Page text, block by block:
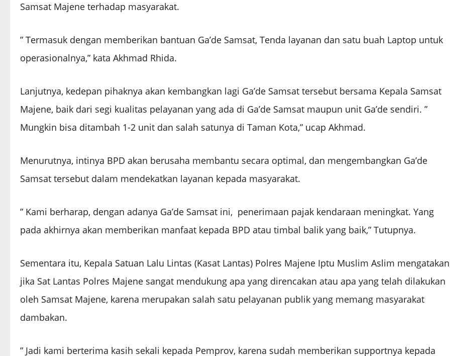
Samsat Majene terhadap masyarakat.
” Termasuk dengan memberikan bantuan Ga’de Samsat, Tenda layanan dan satu buah Laptop untuk
operasionalnya,” kata Akhmad Rhida.
Lanjutnya, kedepan pihaknya akan kembangkan lagi Ga’de Samsat tersebut bersama Kepala Samsat
Majene, baik dari segi kualitas pelayanan yang ada di Ga’de Samsat maupun unit Ga’de sendiri. ”
Mungkin bisa ditambah 1-2 unit dan salah satunya di Taman Kota,” ucap Akhmad.
Menurutnya, intinya BPD akan berusaha membantu secara optimal, dan mengembangkan Ga’de
Samsat tersebut dalam mendekatkan layanan kepada masyarakat.
” Kami berharap, dengan adanya Ga’de Samsat ini, penerimaan pajak kendaraan meningkat. Yang
pada akhirnya akan memberikan manfaat kepada BPD atau timbal balik yang baik,” Tutupnya.
Sementara itu, Kepala Satuan Lalu Lintas (Kasat Lantas) Polres Majene Iptu Muslim Aslim
jika Sat Lantas Polres Majene sangat mendukung apa yang direncakan atau apa yang telah dilakukan
oleh Samsat Majene, karena merupakan salah satu pelayanan publik yang memang masyarakat
dambakan.
” Jadi kami berterima kasih sekali kepada Pemprov, karena sudah memberikan supportnya kepada